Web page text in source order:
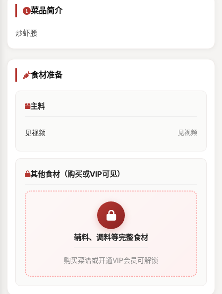
菜品简介
炒虾腰
食材准备
主料
见视频 见视频
其他食材（购买或VIP可见）
辅料、调料等完整食材
购买菜谱或开通VIP会员可解锁